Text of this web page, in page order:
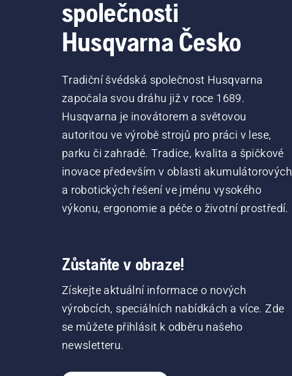
společnosti
Husqvarna Česko
Tradiční švédská společnost Husqvarna
započala svou dráhu již v roce 1689.
Husqvarna je inovátorem a světovou
autoritou ve výrobě strojů pro práci v lese,
parku či zahradě. Tradice, kvalita a špičkové
inovace především v oblasti akumulátorových
a robotických řešení ve jménu vysokého
výkonu, ergonomie a péče o životní prostředí.
Zůstaňte v obraze!
Získejte aktuální informace o nových
výrobcích, speciálních nabídkách a více. Zde
se můžete přihlásit k odběru našeho
newsletteru.